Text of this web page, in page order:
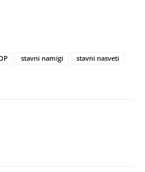
stavni namigi
stavni nasveti